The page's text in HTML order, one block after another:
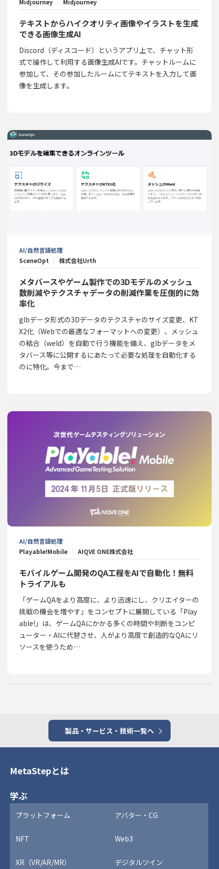
Midjourney Midjourney
テキストからハイクオリティ画像やイラストを生成
できる画像生成AI
Discord（ディスコード）というアプリ上で、チャット形
式で操作して利用する画像生成AIです。チャットルームに
参加して、その参加したルームにてテキストを入力して画
像を生成します。
AI/自然言語処理
SceneOpt
株式会社Urth
メタバースやゲーム製作での3Dモデルのメッシュ
数削減やテクスチャデータの削減作業を圧倒的に効
率化
glbデータ形式の3Dデータのテクスチャのサイズ変更、KT
X2化（Webでの最適なフォーマットへの変更）、メッシュ
の結合（weld）を自動で行う機能を備え、glbデータをメ
タバース等に公開するにあたって必要な処理を自動化する
のに特化。今まで…
AI/自然言語処理
Playable!Mobile
AIQVE ONE株式会社
モバイルゲーム開発のQA工程をAIで自動化！無料
トライアルも
「ゲームQAをより高度に、より迅速にし、クリエイターの
挑戦の機会を増やす」をコンセプトに展開している「Play
able!」は、ゲームQAにかかる多くの時間や判断をコンピ
ューター・AIに代替させ、人がより高度で創造的なQAにリ
ソースを使うため…
製品・サービス・技術一覧へ
MetaStepとは
学ぶ
プラットフォーム アバター・CG
NFT Web3
XR（VR/AR/MR） デジタルツイン